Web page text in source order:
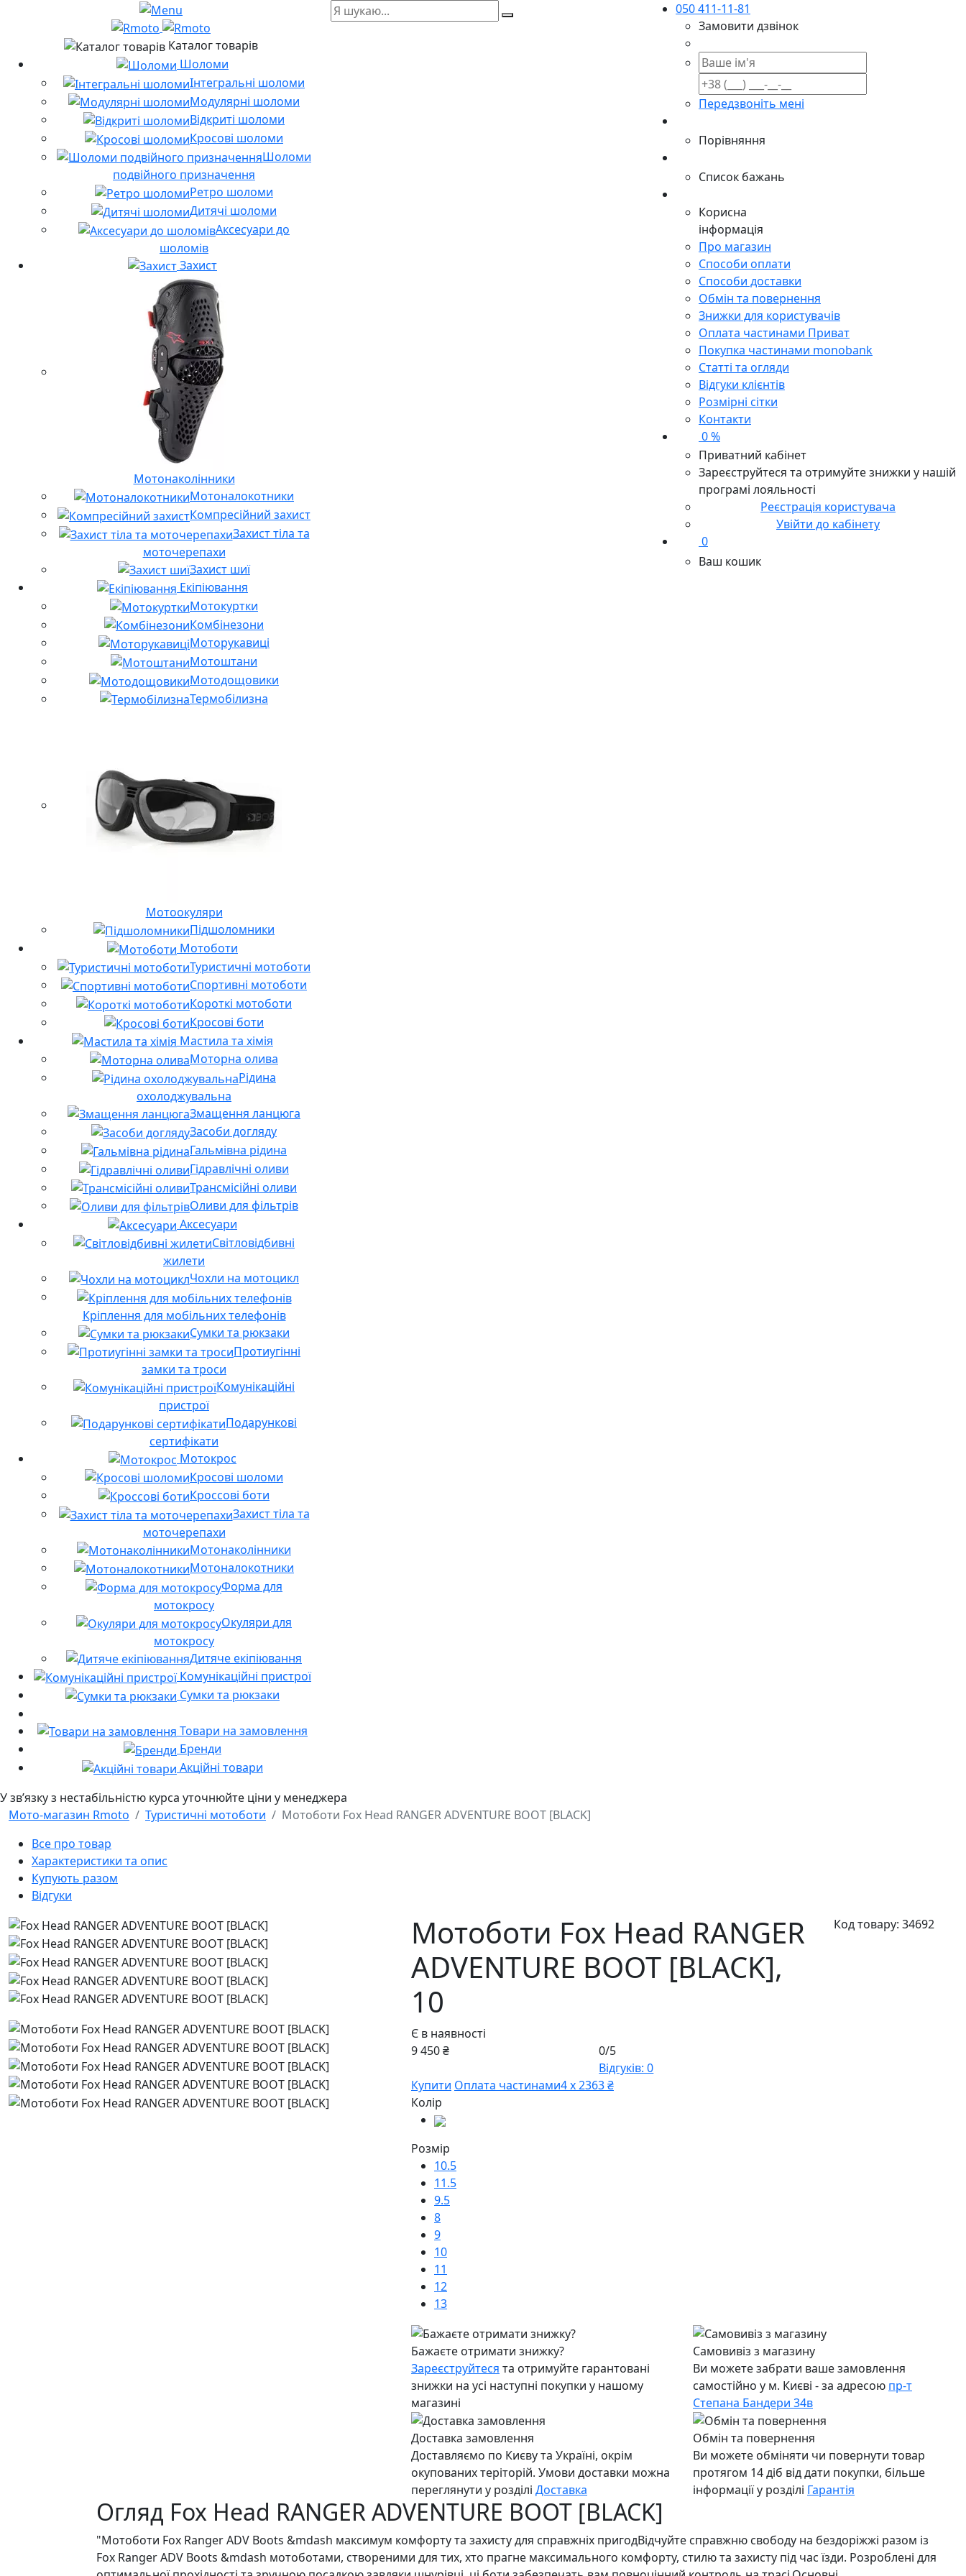
Каталог товарів
Шоломи
Інтегральні шоломи
Модулярні шоломи
Відкриті шоломи
Кросові шоломи
Шоломи
подвійного призначення
Ретро шоломи
Дитячі шоломи
Аксесуари до
шоломів
Захист
Мотонаколінники
Мотоналокотники
Компресійний захист
Захист тіла та
моточерепахи
Захист шиї
Екіпіювання
Мотокуртки
Комбінезони
Моторукавиці
Мотоштани
Мотодощовики
Термобілизна
Мотоокуляри
Підшоломники
Мотоботи
Туристичні мотоботи
Спортивні мотоботи
Короткі мотоботи
Кросові боти
Мастила та хімія
Моторна олива
Рідина
охолоджувальна
Змащення ланцюга
Засоби догляду
Гальмівна рідина
Гідравлічні оливи
Трансмісійні оливи
Оливи для фільтрів
Аксесуари
Світловідбивні
жилети
Чохли на мотоцикл
Кріплення для мобільних телефонів
Сумки та рюкзаки
Протиугінні
замки та троси
Комунікаційні
пристрої
Подарункові
сертифікати
Мотокрос
Кросові шоломи
Кроссові боти
Захист тіла та
моточерепахи
Мотонаколінники
Мотоналокотники
Форма для
мотокросу
Окуляри для
мотокросу
Дитяче екіпіювання
Комунікаційні пристрої
Сумки та рюкзаки
Товари на замовлення
Бренди
Акційні товари
050 411-11-81
Замовити дзвінок
Передзвоніть мені
Порівняння
Список бажань
Корисна
інформація
Про магазин
Способи оплати
Способи доставки
Обмін та повернення
Знижки для користувачів
Оплата частинами Приват
Покупка частинами monobank
Статті та огляди
Відгуки клієнтів
Розмірні сітки
Контакти
0 %
Приватний кабінет
Зареєструйтеся та отримуйте знижки у нашій
програмі лояльності
Реєстрація користувача
Увійти до кабінету
0
Ваш кошик
У звʼязку з нестабільністю курса уточнюйте ціни у менеджера
Мото-магазин Rmoto
Туристичні мотоботи
Мотоботи Fox Head RANGER ADVENTURE BOOT [BLACK]
Все про товар
Характеристики та опис
Купують разом
Відгуки
Мотоботи Fox Head RANGER
ADVENTURE BOOT [BLACK],
10
Є в наявності
Код товару: 34692
9 450 ₴
0/5
Відгуків: 0
Купити Оплата частинами4 х 2363 ₴
Колір
Розмір
10.5
11.5
9.5
8
9
10
11
12
13
Бажаєте отримати знижку?
Зареєструйтеся та отримуйте гарантовані
знижки на усі наступні покупки у нашому
магазині
Самовивіз з магазину
Ви можете забрати ваше замовлення
самостійно у м. Києві - за адресою пр-т
Степана Бандери 34в
Доставка замовлення
Доставляємо по Києву та Україні, окрім
окупованих теріторій. Умови доставки можна
переглянути у розділі Доставка
Обмін та повернення
Ви можете обміняти чи повернути товар
протягом 14 діб від дати покупки, більше
інформації у розділі Гарантія
Огляд Fox Head RANGER ADVENTURE BOOT [BLACK]
"Мотоботи Fox Ranger ADV Boots &mdash максимум комфорту та захисту для справжніх пригодВідчуйте справжню свободу на бездоріжжі разом із
Fox Ranger ADV Boots &mdash мотоботами, створеними для тих, хто прагне максимального комфорту, стилю та захисту під час їзди. Розроблені для